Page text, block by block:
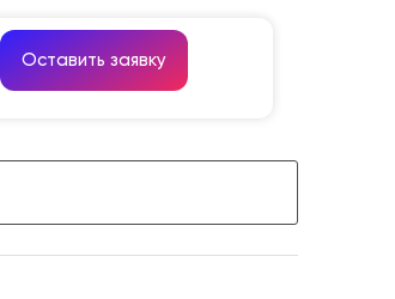
Оставить заявку